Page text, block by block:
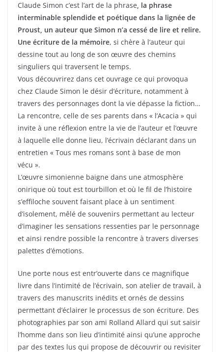
Claude Simon c’est l’art de la phrase, la phrase
interminable splendide et poétique dans la lignée de
Proust, un auteur que Simon n’a cessé de lire et relire.
Une écriture de la mémoire, si chère à l’auteur qui
dessine tout au long de son œuvre des chemins
singuliers qui traversent le temps.
Vous découvrirez dans cet ouvrage ce qui provoqua
chez Claude Simon le désir d’écriture, notamment à
travers des personnages dont la vie dépasse la fiction…
La rencontre, celle de ses parents dans « l’Acacia » qui
invite à une réflexion entre la vie de l’auteur et l’œuvre
à laquelle elle donne lieu, l’écrivain déclarant dans un
entretien « Tous mes romans sont à base de mon
vécu ».
L’œuvre simonienne baigne dans une atmosphère
onirique où tout est tourbillon et où le fil de l’histoire
s’effiloche souvent faisant place à un sentiment
d’isolement, mêlé de souvenirs permettant au lecteur
d’imaginer les sensations ressenties par le personnage
et ainsi rendre possible la rencontre à travers diverses
palettes d’émotions.
Une porte nous est entr’ouverte dans ce magnifique
livre dans l’intimité de l’écrivain, son atelier de travail, à
travers des manuscrits inédits et ornés de dessins
permettant d’éclairer le processus de son écriture. Des
photographies par son ami Rolland Allard qui sut saisir
l’homme dans son lieu d’intimité ainsi qu’une approche
par des textes lus qui propose de découvrir ou revisiter